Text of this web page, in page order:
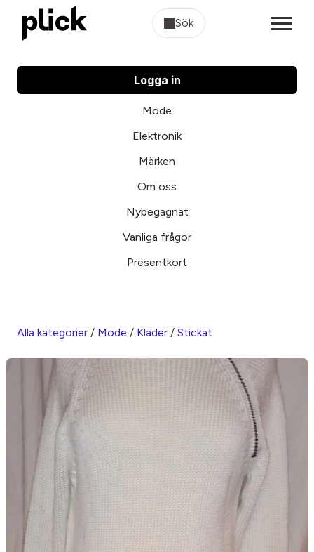
Sök
Logga in
Mode
Elektronik
Märken
Om oss
Nybegagnat
Vanliga frågor
Presentkort
Alla kategorier / Mode / Kläder / Stickat